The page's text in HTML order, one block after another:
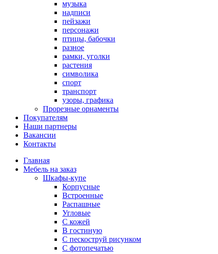
музыка
надписи
пейзажи
персонажи
птицы, бабочки
разное
рамки, уголки
растения
символика
спорт
транспорт
узоры, графика
Прорезные орнаменты
Покупателям
Наши партнеры
Вакансии
Контакты
Главная
Мебель на заказ
Шкафы-купе
Корпусные
Встроенные
Распашные
Угловые
С кожей
В гостиную
С пескоструй рисунком
С фотопечатью